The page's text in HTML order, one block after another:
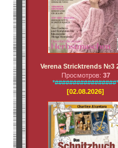
Verena Stricktrends №3
Просмотров: 37
*#################*
[02.08.2026]